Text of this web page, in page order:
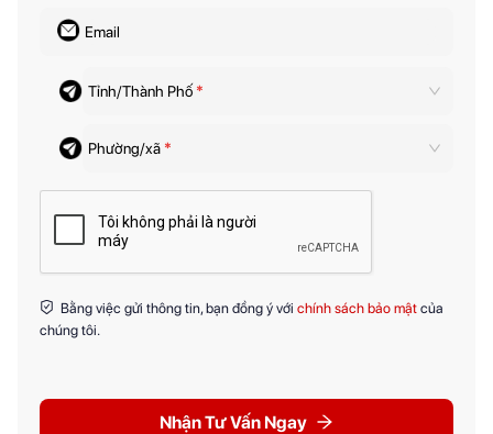
Email
Tỉnh/Thành Phố *
Phường/xã *
Bằng việc gửi thông tin, bạn đồng ý với chính sách bảo mật của
chúng tôi.
Nhận Tư Vấn Ngay